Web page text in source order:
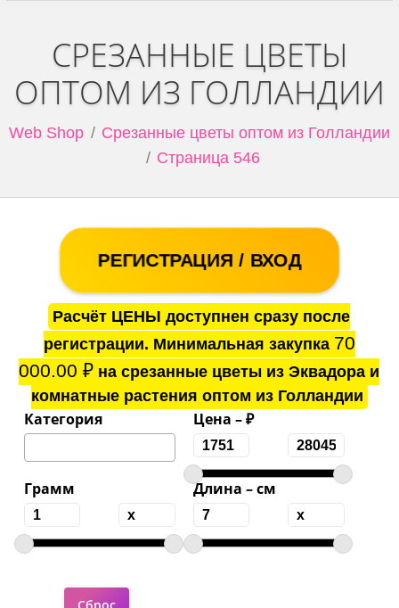
СРЕЗАННЫЕ ЦВЕТЫ
ОПТОМ ИЗ ГОЛЛАНДИИ
Web Shop
Срезанные цветы оптом из Голландии
Страница 546
РЕГИСТРАЦИЯ / ВХОД
Расчёт ЦЕНЫ доступнен сразу после
регистрации. Минимальная закупка 70
000.00₽ на срезанные цветы из Эквадора и
комнатные растения оптом из Голландии
Категория Цена – ₽
Грамм Длина – см